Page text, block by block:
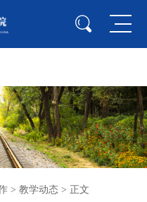
团·股份)有限公司-
> 教学动态> 正文